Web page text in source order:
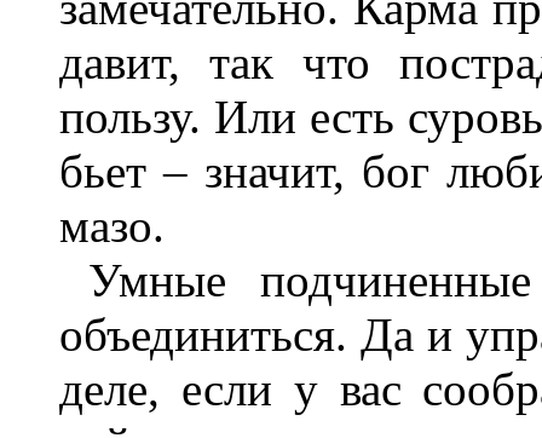
давит, так что
пользу. Или есть
бьет – значит, бог
мазо.
Умные
объединиться. Да и
деле, если у вас